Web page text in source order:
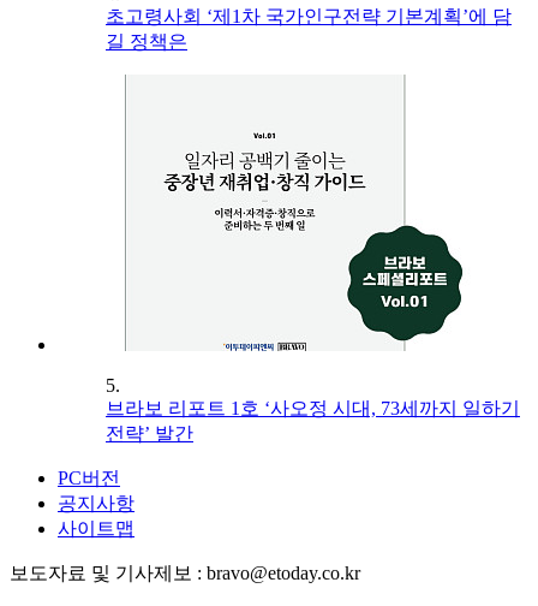
초고령사회 ‘제1차 국가인구전략 기본계획’에 담
길 정책은
5.
브라보 리포트 1호 ‘사오정 시대, 73세까지 일하기
전략’ 발간
PC버전
공지사항
사이트맵
보도자료 및 기사제보 : bravo@etoday.co.kr